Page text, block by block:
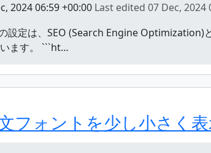
2024 06:59 +00:00 Last edited 07 Dec, 2024
定は、SEO (Search Engine Optimization)
ます。 ```ht…
フォントを少し小さく